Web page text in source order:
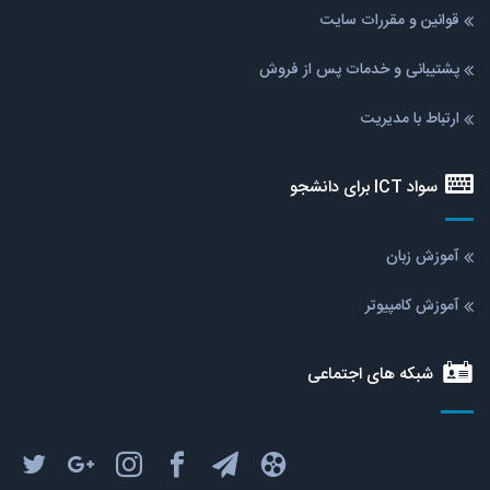
قوانین و مقررات سایت
پشتیبانی و خدمات پس از فروش
ارتباط با مدیریت
سواد ICT برای دانشجو
آموزش زبان
آموزش کامپیوتر
شبکه های اجتماعی